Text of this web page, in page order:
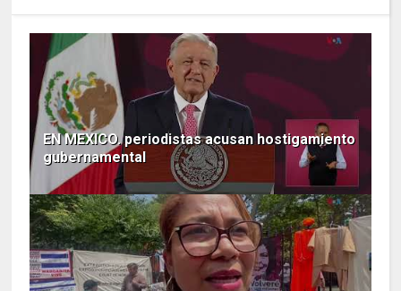
EN MEXICO. periodistas acusan hostigamiento
gubernamental